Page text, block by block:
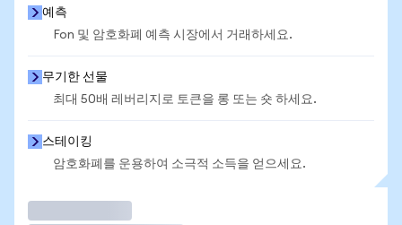
예측
Fon 및 암호화폐 예측 시장에서 거래하세요.
무기한 선물
최대 50배 레버리지로 토큰을 롱 또는 숏 하세요.
스테이킹
암호화폐를 운용하여 소극적 소득을 얻으세요.